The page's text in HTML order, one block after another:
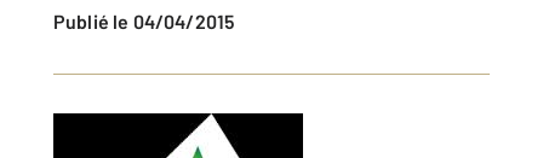
Publié le 04/04/2015